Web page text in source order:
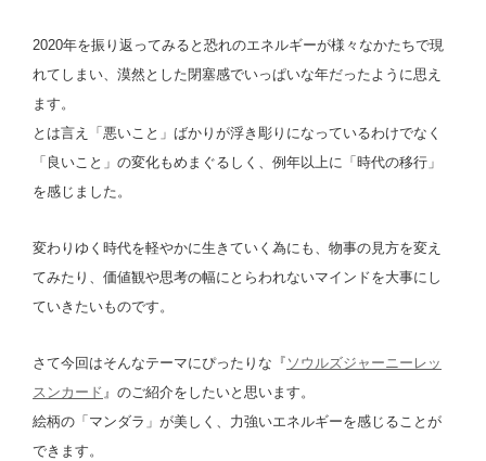
2020年を振り返ってみると恐れのエネルギーが様々なかたちで現
れてしまい、漠然とした閉塞感でいっぱいな年だったように思え
ます。
とは言え「悪いこと」ばかりが浮き彫りになっているわけでなく
「良いこと」の変化もめまぐるしく、例年以上に「時代の移行」
を感じました。
変わりゆく時代を軽やかに生きていく為にも、物事の見方を変え
てみたり、価値観や思考の幅にとらわれないマインドを大事にし
ていきたいものです。
さて今回はそんなテーマにぴったりな『 ソウルズジャーニーレッ
スンカード 』のご紹介をしたいと思います。
絵柄の「マンダラ」が美しく、力強いエネルギーを感じることが
できます。